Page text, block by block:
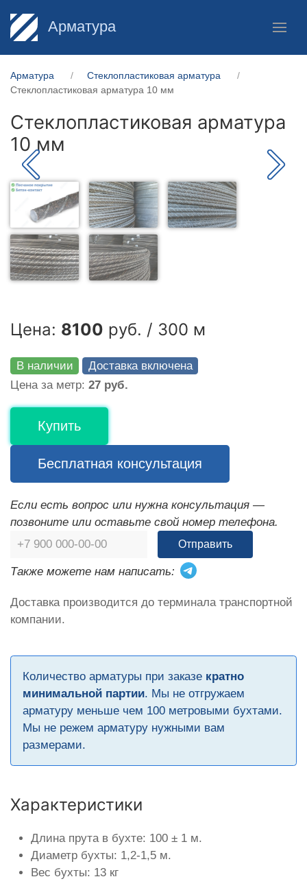
Арматура
Арматура
Стеклопластиковая арматура
Стеклопластиковая арматура 10 мм
Стеклопластиковая арматура
10 мм
Цена: 8100 руб. / 300 м
В наличии
Доставка включена
Цена за метр: 27 руб.
Купить
Бесплатная консультация
Если есть вопрос или нужна консультация —
позвоните или оставьте свой номер телефона.
Отправить
Также можете нам написать:
Доставка производится до терминала транспортной
компании.
Количество арматуры при заказе кратно
минимальной партии. Мы не отгружаем
арматуру меньше чем 100 метровыми бухтами.
Мы не режем арматуру нужными вам
размерами.
Характеристики
Длина прута в бухте: 100 ± 1 м.
Диаметр бухты: 1,2-1,5 м.
Вес бухты: 13 кг